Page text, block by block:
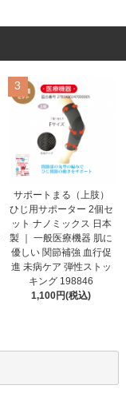
3
サポートまる（上肢）
ひじ用サポーター 2個セ
ット ナノミックス 日本
製 ｜ 一般医療機器 肌に
優しい 関節補強 血行促
進 未病ケア 弾性ストッ
キング 198846
1,100円(税込)